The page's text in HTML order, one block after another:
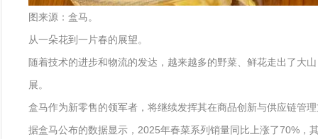
图来源：盒马。
从一朵花到一片春的展望。
随着技术的进步和物流的发达，越来越多的野菜、鲜花走出了大
展。
盒马作为新零售的领军者，将继续发挥其在商品创新与供应链管
据盒马公布的数据显示，2025年春菜系列销量同比上涨了70%，